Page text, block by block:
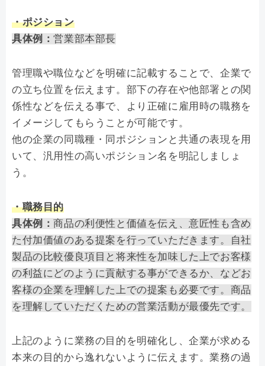
・ポジション
具体例：営業部本部長
管理職や職位などを明確に記載することで、企業で
の立ち位置を伝えます。部下の存在や他部署との関
係性などを伝える事で、より正確に雇用時の職務を
イメージしてもらうことが可能です。
他の企業の同職種・同ポジションと共通の表現を用
いて、汎用性の高いポジション名を明記しましょ
う。
・職務目的
具体例：商品の利便性と価値を伝え、意匠性も含め
た付加価値のある提案を行っていただきます。自社
製品の比較優良項目と将来性を加味した上でお客様
の利益にどのように貢献する事ができるか、などお
客様の企業を理解した上での提案も必要です。商品
を理解していただくための営業活動が最優先です。
上記のように業務の目的を明確化し、企業が求める
本来の目的から逸れないように伝えます。業務の過